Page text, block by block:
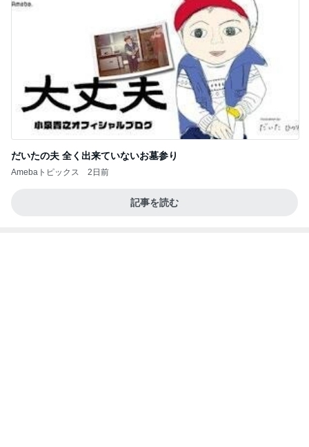
だいたの夫 全く出来ていないお墓参り
Amebaトピックス 2日前
記事を読む